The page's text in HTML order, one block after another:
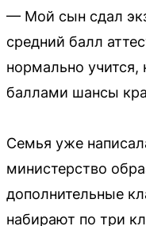
— Мой сын сдал
средний балл
нормально учится,
баллами шансы
Семья уже
министерство
дополнительные
набирают по три